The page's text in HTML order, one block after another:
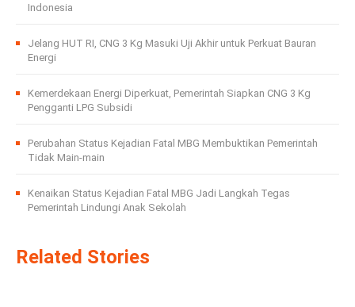
Indonesia
Jelang HUT RI, CNG 3 Kg Masuki Uji Akhir untuk Perkuat Bauran
Energi
Kemerdekaan Energi Diperkuat, Pemerintah Siapkan CNG 3 Kg
Pengganti LPG Subsidi
Perubahan Status Kejadian Fatal MBG Membuktikan Pemerintah
Tidak Main-main
Kenaikan Status Kejadian Fatal MBG Jadi Langkah Tegas
Pemerintah Lindungi Anak Sekolah
Related Stories